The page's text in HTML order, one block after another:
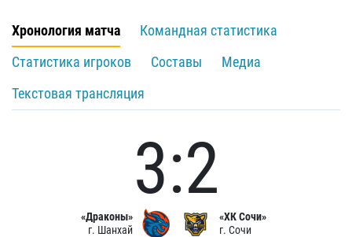
Хронология матча
Командная статистика
Статистика игроков
Составы
Медиа
Текстовая трансляция
«Драконы»
г. Шанхай
3:2
«ХК Сочи»
г. Сочи